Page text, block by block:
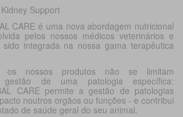
Support
CARE é uma nova abordagem nutricional
pelos nossos médicos veterinários e
sido integrada na nossa gama terapêutica
os nossos produtos não se limitam
gestão de uma patologia específica:
CARE permite a gestão de patologias
noutros orgãos ou funções - e contribui
de saúde geral do seu animal.